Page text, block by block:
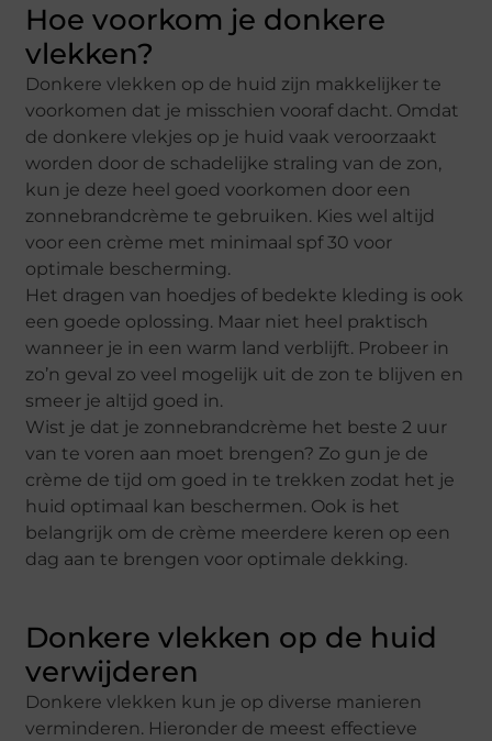
Hoe voorkom je donkere
vlekken?
Donkere vlekken op de huid zijn makkelijker te
voorkomen dat je misschien vooraf dacht. Omdat
de donkere vlekjes op je huid vaak veroorzaakt
worden door de schadelijke straling van de zon,
kun je deze heel goed voorkomen door een
zonnebrandcrème te gebruiken. Kies wel altijd
voor een crème met minimaal spf 30 voor
optimale bescherming.
Het dragen van hoedjes of bedekte kleding is ook
een goede oplossing. Maar niet heel praktisch
wanneer je in een warm land verblijft. Probeer in
zo’n geval zo veel mogelijk uit de zon te blijven en
smeer je altijd goed in.
Wist je dat je zonnebrandcrème het beste 2 uur
van te voren aan moet brengen? Zo gun je de
crème de tijd om goed in te trekken zodat het je
huid optimaal kan beschermen. Ook is het
belangrijk om de crème meerdere keren op een
dag aan te brengen voor optimale dekking.
Donkere vlekken op de huid
verwijderen
Donkere vlekken kun je op diverse manieren
verminderen. Hieronder de meest effectieve